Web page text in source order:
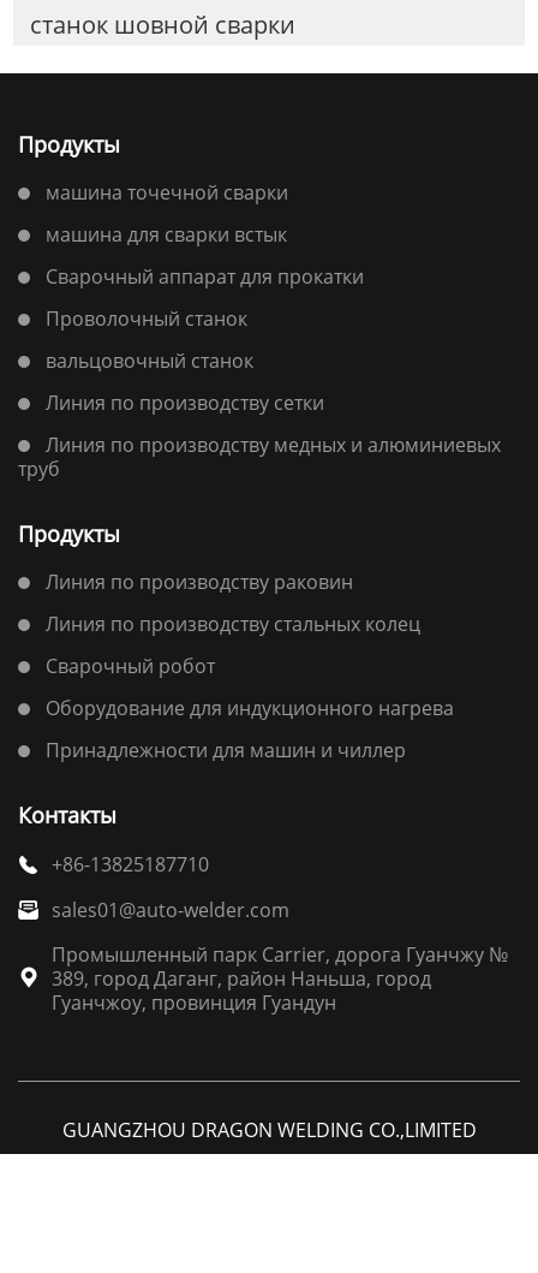
станок шовной сварки
Продукты
машина точечной сварки
машина для сварки встык
Сварочный аппарат для прокатки
Проволочный станок
вальцовочный станок
Линия по производству сетки
Линия по производству медных и алюминиевых
труб
Продукты
Линия по производству раковин
Линия по производству стальных колец
Сварочный робот
Оборудование для индукционного нагрева
Принадлежности для машин и чиллер
Контакты
 +86-13825187710
 sales01@auto-welder.com

Промышленный парк Carrier, дорога Гуанчжу №
389, город Даганг, район Наньша, город
Гуанчжоу, провинция Гуандун
GUANGZHOU DRAGON WELDING CO.,LIMITED